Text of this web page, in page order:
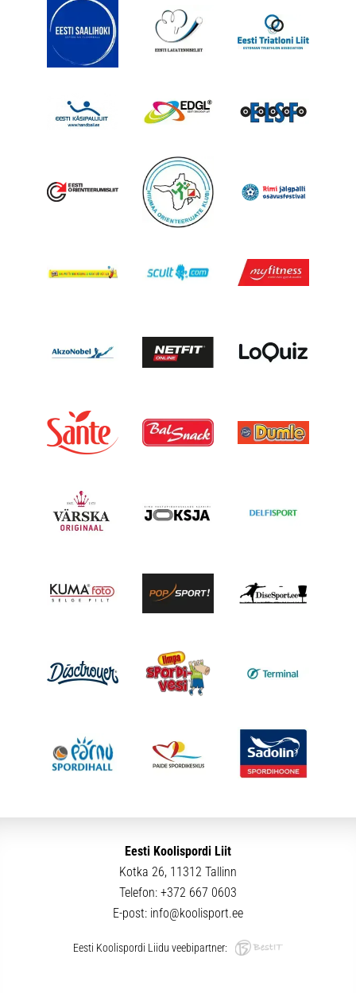
Eesti Koolispordi Liit
Kotka 26, 11312 Tallinn
Telefon: +372 667 0603
E-post: info@koolisport.ee
Eesti Koolispordi Liidu veebipartner: